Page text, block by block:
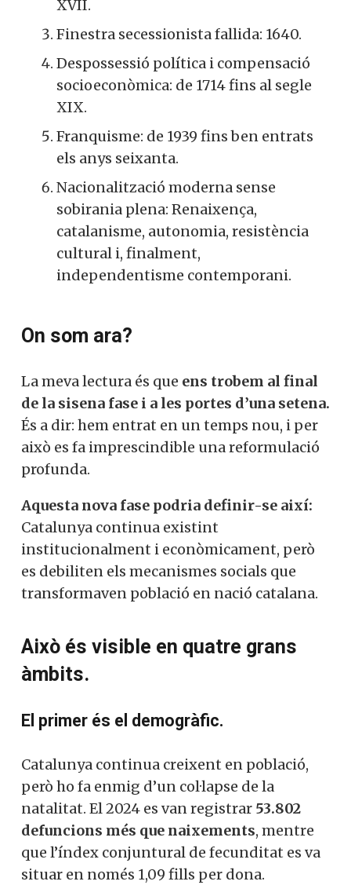
XVII.
Finestra secessionista fallida: 1640.
Despossessió política i compensació
socioeconòmica: de 1714 fins al segle
XIX.
Franquisme: de 1939 fins ben entrats
els anys seixanta.
Nacionalització moderna sense
sobirania plena: Renaixença,
catalanisme, autonomia, resistència
cultural i, finalment,
independentisme contemporani.
On som ara?
La meva lectura és que ens trobem al final
de la sisena fase i a les portes d’una setena.
És a dir: hem entrat en un temps nou, i per
això es fa imprescindible una reformulació
profunda.
Aquesta nova fase podria definir-se així:
Catalunya continua existint
institucionalment i econòmicament, però
es debiliten els mecanismes socials que
transformaven població en nació catalana.
Això és visible en quatre grans
àmbits.
El primer és el demogràfic.
Catalunya continua creixent en població,
però ho fa enmig d’un col·lapse de la
natalitat. El 2024 es van registrar 53.802
defuncions més que naixements, mentre
que l’índex conjuntural de fecunditat es va
situar en només 1,09 fills per dona.